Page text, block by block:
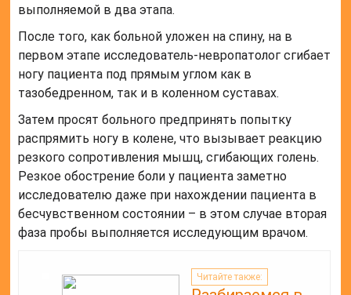
выполняемой в два этапа.
После того, как больной уложен на спину, на в
первом этапе исследователь-невропатолог сгибает
ногу пациента под прямым углом как в
тазобедренном, так и в коленном суставах.
Затем просят больного предпринять попытку
распрямить ногу в колене, что вызывает реакцию
резкого сопротивления мышц, сгибающих голень.
Резкое обострение боли у пациента заметно
исследователю даже при нахождении пациента в
бесчувственном состоянии – в этом случае вторая
фаза пробы выполняется исследующим врачом.
Читайте также: